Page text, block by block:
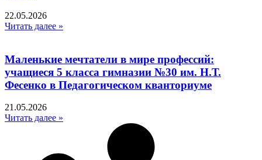
22.05.2026
Читать далее »
Маленькие мечтатели в мире профессий:
учащиеся 5 класса гимназии №30 им. Н.Т.
Фесенко в Педагогическом кванториуме
21.05.2026
Читать далее »